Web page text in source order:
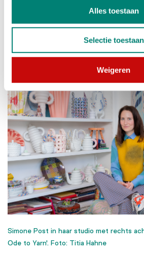
Alles toestaan
Selectie toestaan
Weigeren
Post tot het maken vande
en draad, zitten erook
referenties naar haar omain
Simone Post in haar studio met rechts
Ode to Yarn'. Foto: Titia Hahne